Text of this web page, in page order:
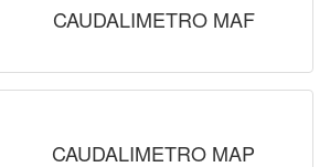
CAUDALIMETRO MAF
CAUDALIMETRO MAP